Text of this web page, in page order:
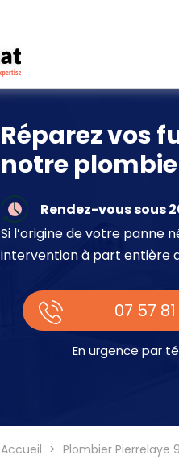
Réparez vos
notre
Rendez-vous sous
Si l’origine de votre panne
intervention à part entière
07 57
En urgence par
Accueil Plombier Pierrelaye